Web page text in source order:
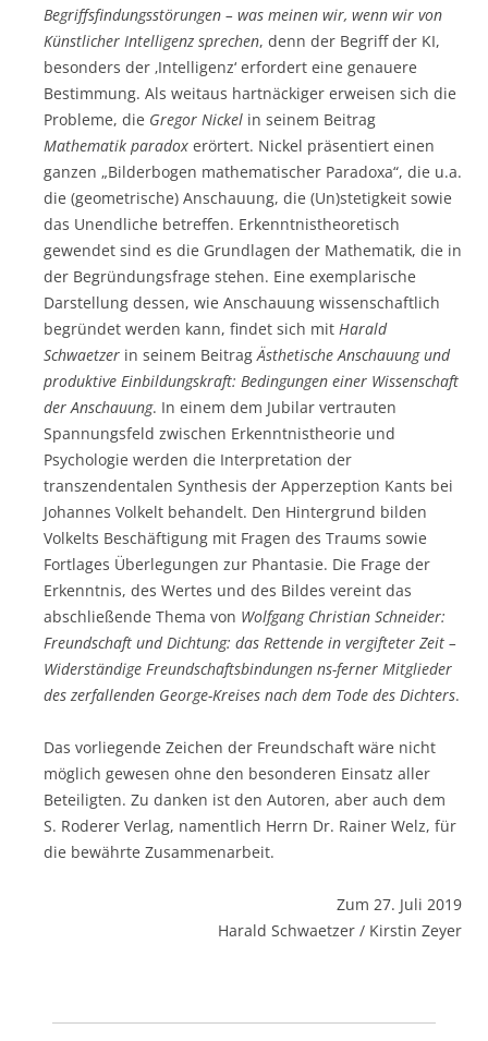
Begriffsfindungsstörungen – was meinen wir, wenn wir von
Künstlicher Intelligenz sprechen, denn der Begriff der KI,
besonders der ‚Intelligenz‘ erfordert eine genauere
Bestimmung. Als weitaus hartnäckiger erweisen sich die
Probleme, die Gregor Nickel in seinem Beitrag
Mathematik paradox erörtert. Nickel präsentiert einen
ganzen „Bilderbogen mathematischer Paradoxa“, die u.a.
die (geometrische) Anschauung, die (Un)stetigkeit sowie
das Unendliche betreffen. Erkenntnistheoretisch
gewendet sind es die Grundlagen der Mathematik, die in
der Begründungsfrage stehen. Eine exemplarische
Darstellung dessen, wie Anschauung wissenschaftlich
begründet werden kann, findet sich mit Harald
Schwaetzer in seinem BeitragÄsthetische Anschauung und
produktive Einbildungskraft: Bedingungen einer Wissenschaft
der Anschauung. In einem dem Jubilar vertrauten
Spannungsfeld zwischen Erkenntnistheorie und
Psychologie werden die Interpretation der
transzendentalen Synthesis der Apperzeption Kants bei
Johannes Volkelt behandelt. Den Hintergrund bilden
Volkelts Beschäftigung mit Fragen des Traums sowie
Fortlages Überlegungen zur Phantasie. Die Frage der
Erkenntnis, des Wertes und des Bildes vereint das
abschließende Thema von Wolfgang Christian Schneider:
Freundschaft und Dichtung: das Rettende in vergifteter Zeit –
Widerständige Freundschaftsbindungen ns-ferner Mitglieder
des zerfallenden George-Kreises nach dem Tode des Dichters.
Das vorliegende Zeichen der Freundschaft wäre nicht
möglich gewesen ohne den besonderen Einsatz aller
Beteiligten. Zu danken ist den Autoren, aber auch dem
S. Roderer Verlag, namentlich Herrn Dr. Rainer Welz, für
die bewährte Zusammenarbeit.
Zum 27. Juli 2019
Harald Schwaetzer / Kirstin Zeyer